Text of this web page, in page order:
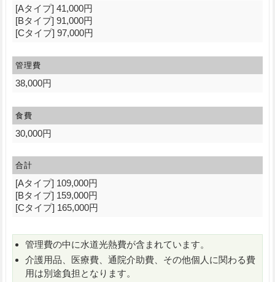
[Aタイプ] 41,000円
[Bタイプ] 91,000円
[Cタイプ] 97,000円
管理費
38,000円
食費
30,000円
合計
[Aタイプ] 109,000円
[Bタイプ] 159,000円
[Cタイプ] 165,000円
管理費の中に水道光熱費が含まれています。
介護用品、医療費、通院介助費、その他個人に関わる費
用は別途負担となります。